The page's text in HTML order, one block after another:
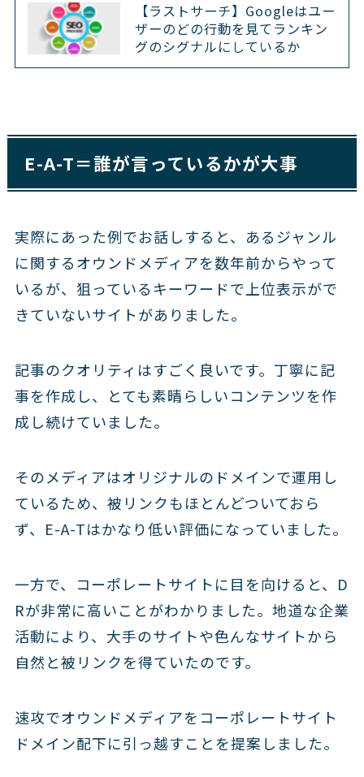
【ラストサーチ】Googleはユー
ザーのどの行動を見てランキン
グのシグナルにしているか
E-A-T＝誰が言っているかが大事
実際にあった例でお話しすると、あるジャンル
に関するオウンドメディアを数年前からやって
いるが、狙っているキーワードで上位表示がで
きていないサイトがありました。
記事のクオリティはすごく良いです。丁寧に記
事を作成し、とても素晴らしいコンテンツを作
成し続けていました。
そのメディアはオリジナルのドメインで運用し
ているため、被リンクもほとんどついておら
ず、E-A-Tはかなり低い評価になっていました。
一方で、コーポレートサイトに目を向けると、D
Rが非常に高いことがわかりました。地道な企業
活動により、大手のサイトや色んなサイトから
自然と被リンクを得ていたのです。
速攻でオウンドメディアをコーポレートサイト
ドメイン配下に引っ越すことを提案しました。